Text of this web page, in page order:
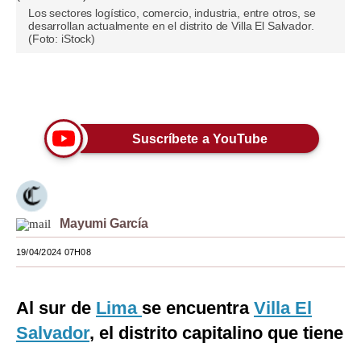
Blogs
Tendencias
Moda
Mundo
México
Internacional
Los sectores logístico, comercio, industria, entre otros, se
desarrollan actualmente en el distrito de Villa El Salvador.
(Foto: iStock)
Suscríbete a YouTube
Mayumi García
19/04/2024 07H08
Al sur de Lima se encuentra Villa El
Salvador, el distrito capitalino que tiene